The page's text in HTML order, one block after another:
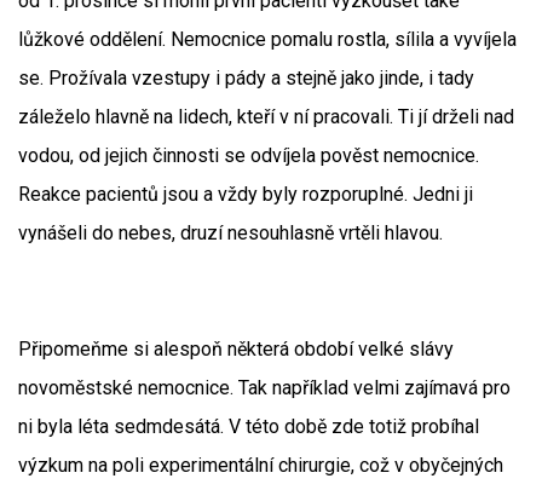
lůžkové oddělení. Nemocnice pomalu rostla, sílila a vyvíjela
se. Prožívala vzestupy i pády a stejně jako jinde, i tady
záleželo hlavně na lidech, kteří v ní pracovali. Ti jí drželi nad
vodou, od jejich činnosti se odvíjela pověst nemocnice.
Reakce pacientů jsou a vždy byly rozporuplné. Jedni ji
vynášeli do nebes, druzí nesouhlasně vrtěli hlavou.
Připomeňme si alespoň některá období velké slávy
novoměstské nemocnice. Tak například velmi zajímavá pro
ni byla léta sedmdesátá. V této době zde totiž probíhal
výzkum na poli experimentální chirurgie, což v obyčejných